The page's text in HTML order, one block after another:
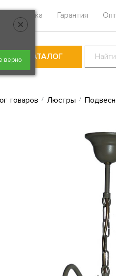
верно
Доставка Гарантия
КАТАЛОГ
товаров Люстры